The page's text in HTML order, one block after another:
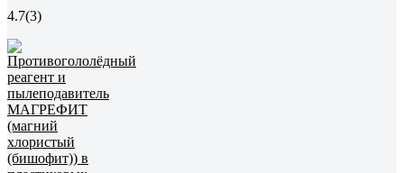
4.7(3)